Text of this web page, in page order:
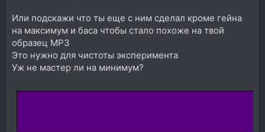
Или подскажи что ты еще с ним сделал кроме гейна
на максимум и баса чтобы стало похоже на твой
образец MP3
Это нужно для чистоты эксперимента
Уж не мастер ли на минимум?